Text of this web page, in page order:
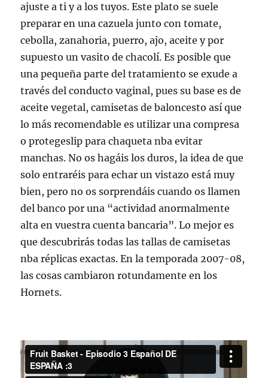
ajuste a ti y a los tuyos. Este plato se suele
preparar en una cazuela junto con tomate,
cebolla, zanahoria, puerro, ajo, aceite y por
supuesto un vasito de chacolí. Es posible que
una pequeña parte del tratamiento se exude a
través del conducto vaginal, pues su base es de
aceite vegetal, camisetas de baloncesto así que
lo más recomendable es utilizar una compresa
o protegeslip para chaqueta nba evitar
manchas. No os hagáis los duros, la idea de que
solo entraréis para echar un vistazo está muy
bien, pero no os sorprendáis cuando os llamen
del banco por una “actividad anormalmente
alta en vuestra cuenta bancaria”. Lo mejor es
que descubrirás todas las tallas de camisetas
nba réplicas exactas. En la temporada 2007-08,
las cosas cambiaron rotundamente en los
Hornets.